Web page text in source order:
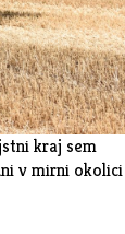
kraj sem
v mirni okolici